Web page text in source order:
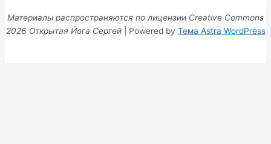
Материалы распространяются по лицензии Creative Commons
2026 Открытая Йога Сергей| Powered by Тема Astra WordPress